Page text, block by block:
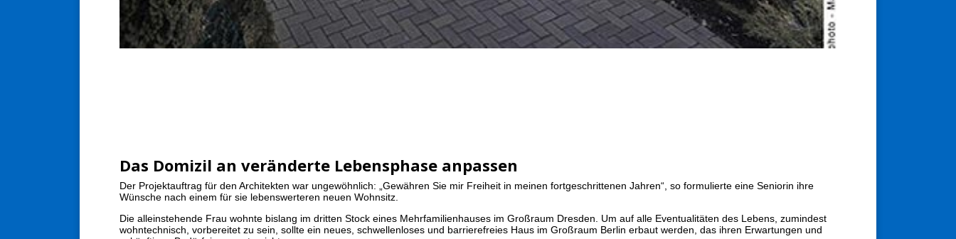
Das Domizil an veränderte Lebensphase anpassen
Der Projektauftrag für den Architekten war ungewöhnlich: „Gewähren Sie mir Freiheit in meinen fortgeschrittenen Jahren“, so formulierte eine Seniorin ihre
Wünsche nach einem für sie lebenswerteren neuen Wohnsitz.
Die alleinstehende Frau wohnte bislang im dritten Stock eines Mehrfamilienhauses im Großraum Dresden. Um auf alle Eventualitäten des Lebens, zumindest
wohntechnisch, vorbereitet zu sein, sollte ein neues, schwellenloses und barrierefreies Haus im Großraum Berlin erbaut werden, das ihren Erwartungen und